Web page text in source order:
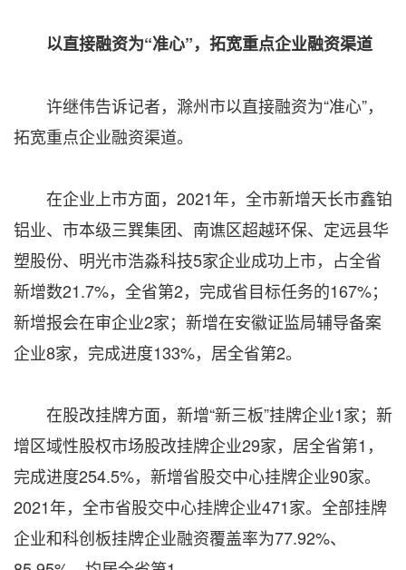
以直接融资为“准心”，拓宽重点企业融资渠道
许继伟告诉记者，滁州市以直接融资为“准心”，
拓宽重点企业融资渠道。
在企业上市方面，2021年，全市新增天长市鑫铂
铝业、市本级三巽集团、南谯区超越环保、定远县华
塑股份、明光市浩淼科技5家企业成功上市，占全省
新增数21.7%，全省第2，完成省目标任务的167%；
新增报会在审企业2家；新增在安徽证监局辅导备案
企业8家，完成进度133%，居全省第2。
在股改挂牌方面，新增“新三板”挂牌企业1家；新
增区域性股权市场股改挂牌企业29家，居全省第1，
完成进度254.5%，新增省股交中心挂牌企业90家。
2021年，全市省股交中心挂牌企业471家。全部挂牌
企业和科创板挂牌企业融资覆盖率为77.92%、